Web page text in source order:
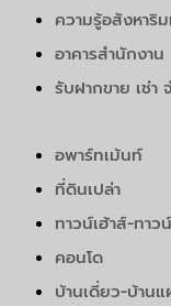
ความรู้อสังหาริ
อาคารสำนักงาน
รับฝากขาย เช่า
อพาร์ทเม้นท์
ที่ดินเปล่า
ทาวน์เฮ้าส์-ทาว
คอนโด
บ้านเดี่ยว-บ้าน